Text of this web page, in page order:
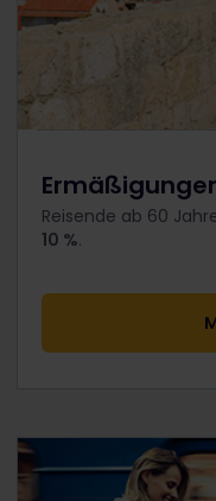
Reisende ab 60
10 %.